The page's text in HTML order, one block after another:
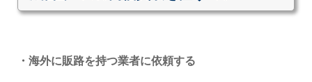
・海外に販路を持つ業者に依頼する